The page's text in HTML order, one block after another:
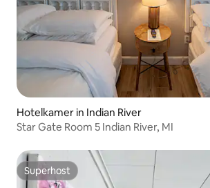
Hotelkamer in Indian River
Star Gate Room 5 Indian River, MI
Superhost
Superhost